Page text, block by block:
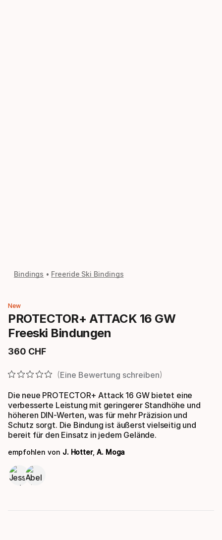
Bindings Freeride Ski Bindings
New
PROTECTOR+ ATTACK 16 GW
Freeski Bindungen
360 CHF
Endpreis
Eine Bewertung schreiben
Die neue PROTECTOR+ Attack 16 GW bietet eine
verbesserte Leistung mit geringerer Standhöhe und
höheren DIN-Werten, was für mehr Präzision und
Schutz sorgt. Die Bindung ist äußerst vielseitig und
bereit für den Einsatz in jedem Gelände.
empfohlen von J. Hotter, A. Moga